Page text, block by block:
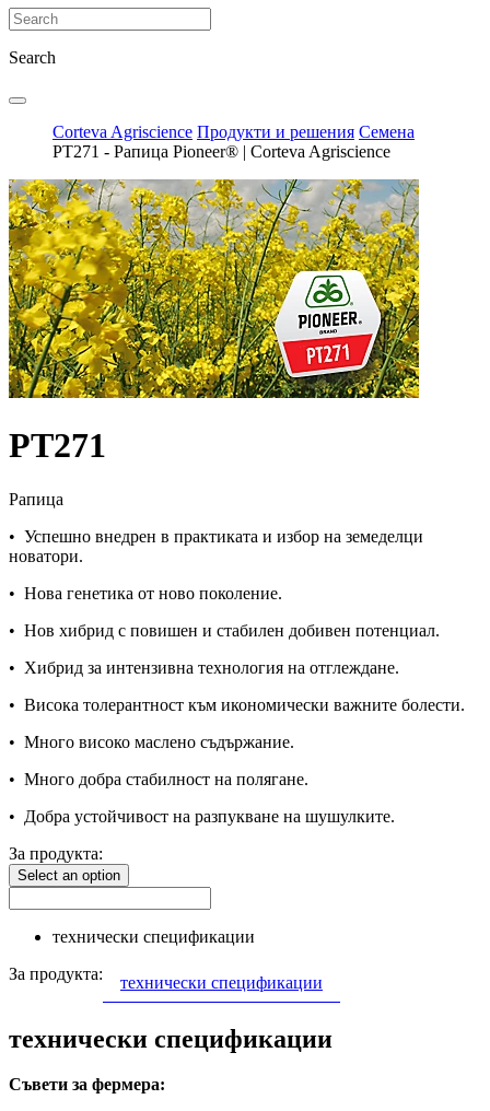
Search
Corteva Agriscience Продукти и решения Семена
PТ271 - Рапица Pioneer® | Corteva Agriscience
PТ271
Рапица
• Успешно внедрен в практиката и избор на земеделци
новатори.
• Нова генетика от ново поколение.
• Нов хибрид с повишен и стабилен добивен потенциал.
• Хибрид за интензивна технология на отглеждане.
• Висока толерантност към икономически важните болести.
• Много високо маслено съдържание.
• Много добра стабилност на полягане.
• Добра устойчивост на разпукване на шушулките.
За продукта:
Select an option
технически спецификации
За продукта:
технически спецификации
технически спецификации
Съвети за фермера: